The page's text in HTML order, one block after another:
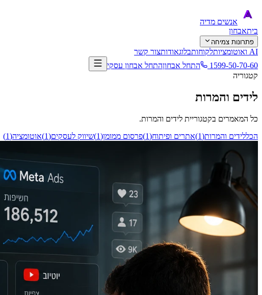
אנשים מדיה
ביתאבחון
פתרונות צמיחה
AI ואוטומציות לקוחותבלוגאודותצור קשר
1599-50-70-60
התחל אבחוןהתחל אבחון עסקי
קטגוריה
לידים והמרות
כל המאמרים בקטגוריית לידים והמרות.
הכללידים והמרות(
1
)אתרים ופיתוח(
1
)פרסום ממומן(
1
)שיווק לעסקים(
1
)אוטומציה(
1
)